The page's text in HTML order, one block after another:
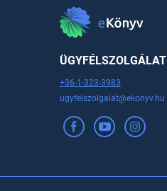
ÜGYFÉLSZOLGÁLAT
+36-1-323-3983
ugyfelszolgalat@ekonyv.hu